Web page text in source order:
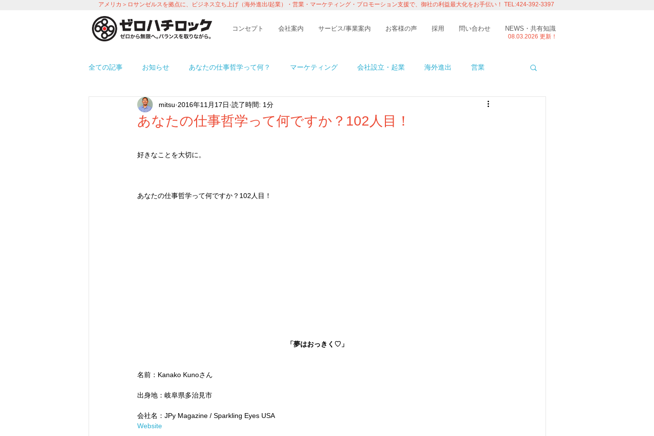
アメリカ＞ロサンゼルスを拠点に、ビジネス立ち上げ（海外進出/起業）・営業・マーケティング・プロモーション支援で、御社の利益最大化をお手伝い！ TEL:424-392-3397
コンセプト 会社案内 サービス/事業案内 お客様の声 採用 問い合わせ NEWS・共有知識
08.03.2026 更新！
全ての記事 お知らせ あなたの仕事哲学って何？ マーケティング 会社設立・起業 海外進出 営業
プロモーション 労務＆人事 in アメリカ イベント・レポート ITエンジニアの視点
あなたの仕事哲学って何ですか？102人目！
mitsu 2016年11月17日 読了時間: 1分
好きなことを大切に。
あなたの仕事哲学って何ですか？102人目！
「夢はおっきく♡」
名前：Kanako Kunoさん
出身地：岐阜県多治見市
会社名：JPy Magazine / Sparkling Eyes USA
Website